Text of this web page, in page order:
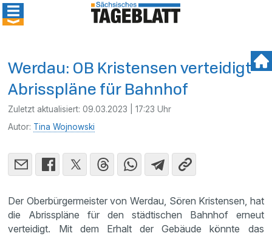
Werdau: OB Kristensen verteidigt
Abrisspläne für Bahnhof
Zuletzt aktualisiert:09.03.2023 | 17:23 Uhr
Autor: Tina Wojnowski
Der Oberbürgermeister von Werdau, Sören Kristensen, hat
die Abrisspläne für den städtischen Bahnhof erneut
verteidigt. Mit dem Erhalt der Gebäude könnte das